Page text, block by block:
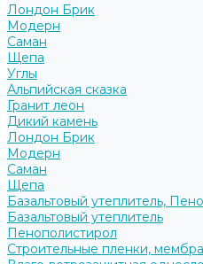
Лондон Брик
Модерн
Саман
Щепа
Углы
Альпийская сказка
Гранит леон
Дикий камень
Лондон Брик
Модерн
Саман
Щепа
Базальтовый утеплитель,
Базальтовый утеплитель
Пенополистирол
Строительные пленки,